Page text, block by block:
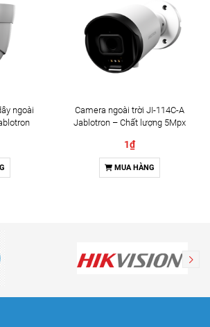
ngoài
Camera ngoài trời JI-114C-A
Jablotron – Chất lượng 5Mpx
1₫
MUA HÀNG